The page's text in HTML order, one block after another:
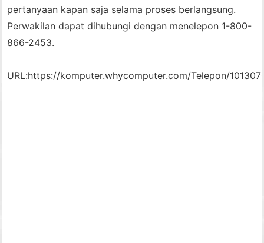
pertanyaan kapan saja selama proses berlangsung.
Perwakilan dapat dihubungi dengan menelepon 1-800-
866-2453.
URL:https://komputer.whycomputer.com/Telepon/